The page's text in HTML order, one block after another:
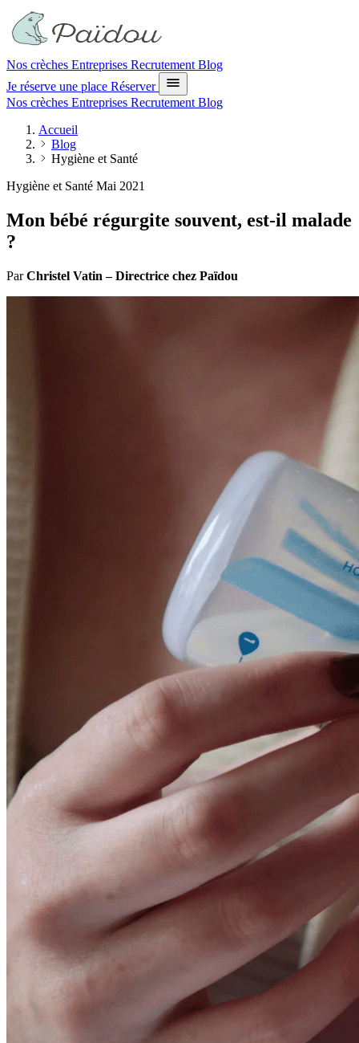
Nos crèches Entreprises Recrutement Blog
Je réserve une place Réserver
Nos crèches Entreprises Recrutement Blog
Accueil
Blog
Hygiène et Santé
Hygiène et Santé Mai 2021
Mon bébé régurgite souvent, est-il malade
?
ParChristel Vatin – Directrice chez Païdou